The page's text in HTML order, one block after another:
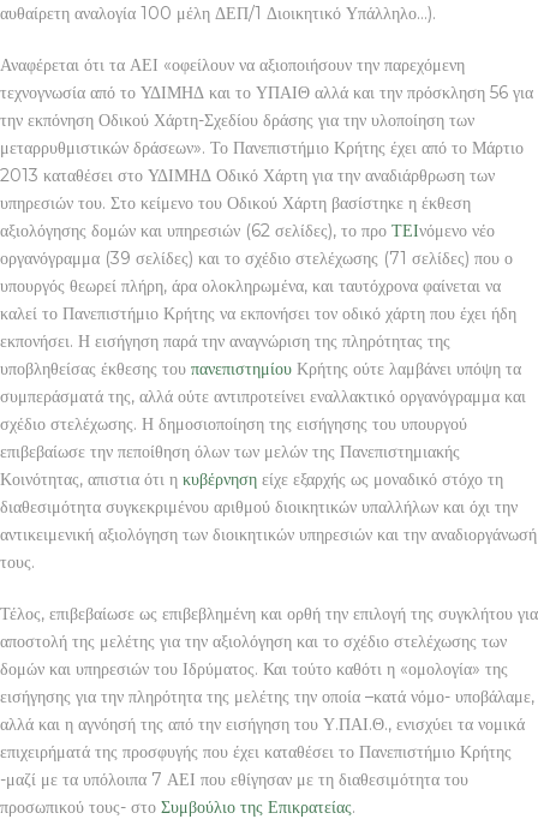
αυθαίρετη αναλογία 100 μέλη ΔΕΠ/1 Διοικητικό Υπάλληλο…).
Αναφέρεται ότι τα ΑΕΙ «οφείλουν να αξιοποιήσουν την παρεχόμενη
τεχνογνωσία από το ΥΔΙΜΗΔ και το ΥΠΑΙΘ αλλά και την πρόσκληση 56 για
την εκπόνηση Οδικού Χάρτη-Σχεδίου δράσης για την υλοποίηση των
μεταρρυθμιστικών δράσεων». Το Πανεπιστήμιο Κρήτης έχει από το Μάρτιο
2013 καταθέσει στο ΥΔΙΜΗΔ Οδικό Χάρτη για την αναδιάρθρωση των
υπηρεσιών του. Στο κείμενο του Οδικού Χάρτη βασίστηκε η έκθεση
αξιολόγησης δομών και υπηρεσιών (62 σελίδες), το προ ΤΕΙνόμενο νέο
οργανόγραμμα (39 σελίδες) και το σχέδιο στελέχωσης (71 σελίδες) που ο
υπουργός θεωρεί πλήρη, άρα ολοκληρωμένα, και ταυτόχρονα φαίνεται να
καλεί το Πανεπιστήμιο Κρήτης να εκπονήσει τον οδικό χάρτη που έχει ήδη
εκπονήσει. Η εισήγηση παρά την αναγνώριση της πληρότητας της
υποβληθείσας έκθεσης του πανεπιστημίου Κρήτης ούτε λαμβάνει υπόψη τα
συμπεράσματά της, αλλά ούτε αντιπροτείνει εναλλακτικό οργανόγραμμα και
σχέδιο στελέχωσης. Η δημοσιοποίηση της εισήγησης του υπουργού
επιβεβαίωσε την πεποίθηση όλων των μελών της Πανεπιστημιακής
Κοινότητας, απιστια ότι η κυβέρνηση είχε εξαρχής ως μοναδικό στόχο τη
διαθεσιμότητα συγκεκριμένου αριθμού διοικητικών υπαλλήλων και όχι την
αντικειμενική αξιολόγηση των διοικητικών υπηρεσιών και την αναδιοργάνωσή
τους.
Τέλος, επιβεβαίωσε ως επιβεβλημένη και ορθή την επιλογή της συγκλήτου για
αποστολή της μελέτης για την αξιολόγηση και το σχέδιο στελέχωσης των
δομών και υπηρεσιών του Ιδρύματος. Και τούτο καθότι η «ομολογία» της
εισήγησης για την πληρότητα της μελέτης την οποία –κατά νόμο- υποβάλαμε,
αλλά και η αγνόησή της από την εισήγηση του Υ.ΠΑΙ.Θ., ενισχύει τα νομικά
επιχειρήματά της προσφυγής που έχει καταθέσει το Πανεπιστήμιο Κρήτης
-μαζί με τα υπόλοιπα 7 ΑΕΙ που εθίγησαν με τη διαθεσιμότητα του
προσωπικού τους- στο Συμβούλιο της Επικρατείας.